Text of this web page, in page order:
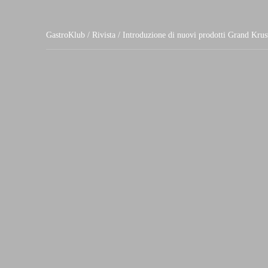
GastroKlub / Rivista / Introduzione di nuovi prodotti Grand Krust a